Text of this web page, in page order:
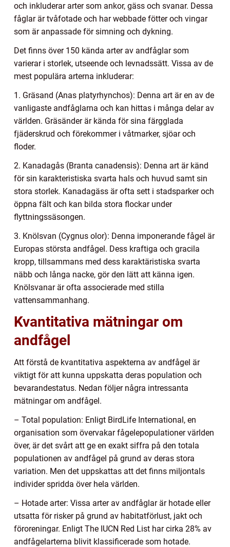
och inkluderar arter som ankor, gäss och svanar. Dessa
fåglar är tvåfotade och har webbade fötter och vingar
som är anpassade för simning och dykning.
Det finns över 150 kända arter av andfåglar som
varierar i storlek, utseende och levnadssätt. Vissa av de
mest populära arterna inkluderar:
1. Gräsand (Anas platyrhynchos): Denna art är en av de
vanligaste andfåglarna och kan hittas i många delar av
världen. Gräsänder är kända för sina färgglada
fjäderskrud och förekommer i våtmarker, sjöar och
floder.
2. Kanadagås (Branta canadensis): Denna art är känd
för sin karakteristiska svarta hals och huvud samt sin
stora storlek. Kanadagäss är ofta sett i stadsparker och
öppna fält och kan bilda stora flockar under
flyttningssäsongen.
3. Knölsvan (Cygnus olor): Denna imponerande fågel är
Europas största andfågel. Dess kraftiga och gracila
kropp, tillsammans med dess karaktäristiska svarta
näbb och långa nacke, gör den lätt att känna igen.
Knölsvanar är ofta associerade med stilla
vattensammanhang.
Kvantitativa mätningar om
andfågel
Att förstå de kvantitativa aspekterna av andfågel är
viktigt för att kunna uppskatta deras population och
bevarandestatus. Nedan följer några intressanta
mätningar om andfågel.
– Total population: Enligt BirdLife International, en
organisation som övervakar fågelepopulationer världen
över, är det svårt att ge en exakt siffra på den totala
populationen av andfågel på grund av deras stora
variation. Men det uppskattas att det finns miljontals
individer spridda över hela världen.
– Hotade arter: Vissa arter av andfåglar är hotade eller
utsatta för risker på grund av habitatförlust, jakt och
föroreningar. Enligt The IUCN Red List har cirka 28% av
andfågelarterna blivit klassificerade som hotade.